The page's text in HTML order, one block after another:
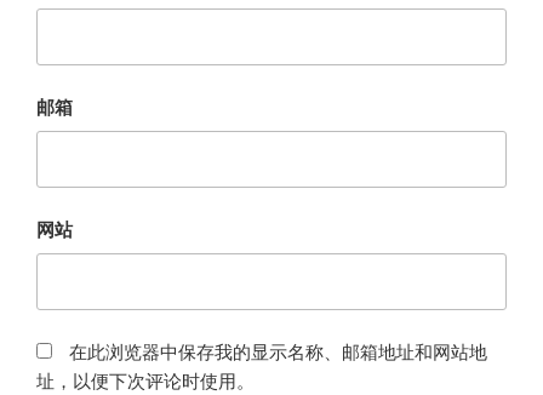
邮箱
网站
在此浏览器中保存我的显示名称、邮箱地址和网站地
址，以便下次评论时使用。